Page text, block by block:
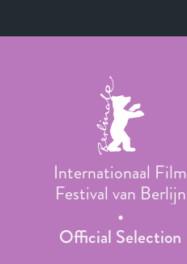
Internationaal Film
Festival van Berlijn
Official Selection